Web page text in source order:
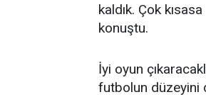
kaldık. Çok
konuştu.
İyi oyun
futbolun düzeyini